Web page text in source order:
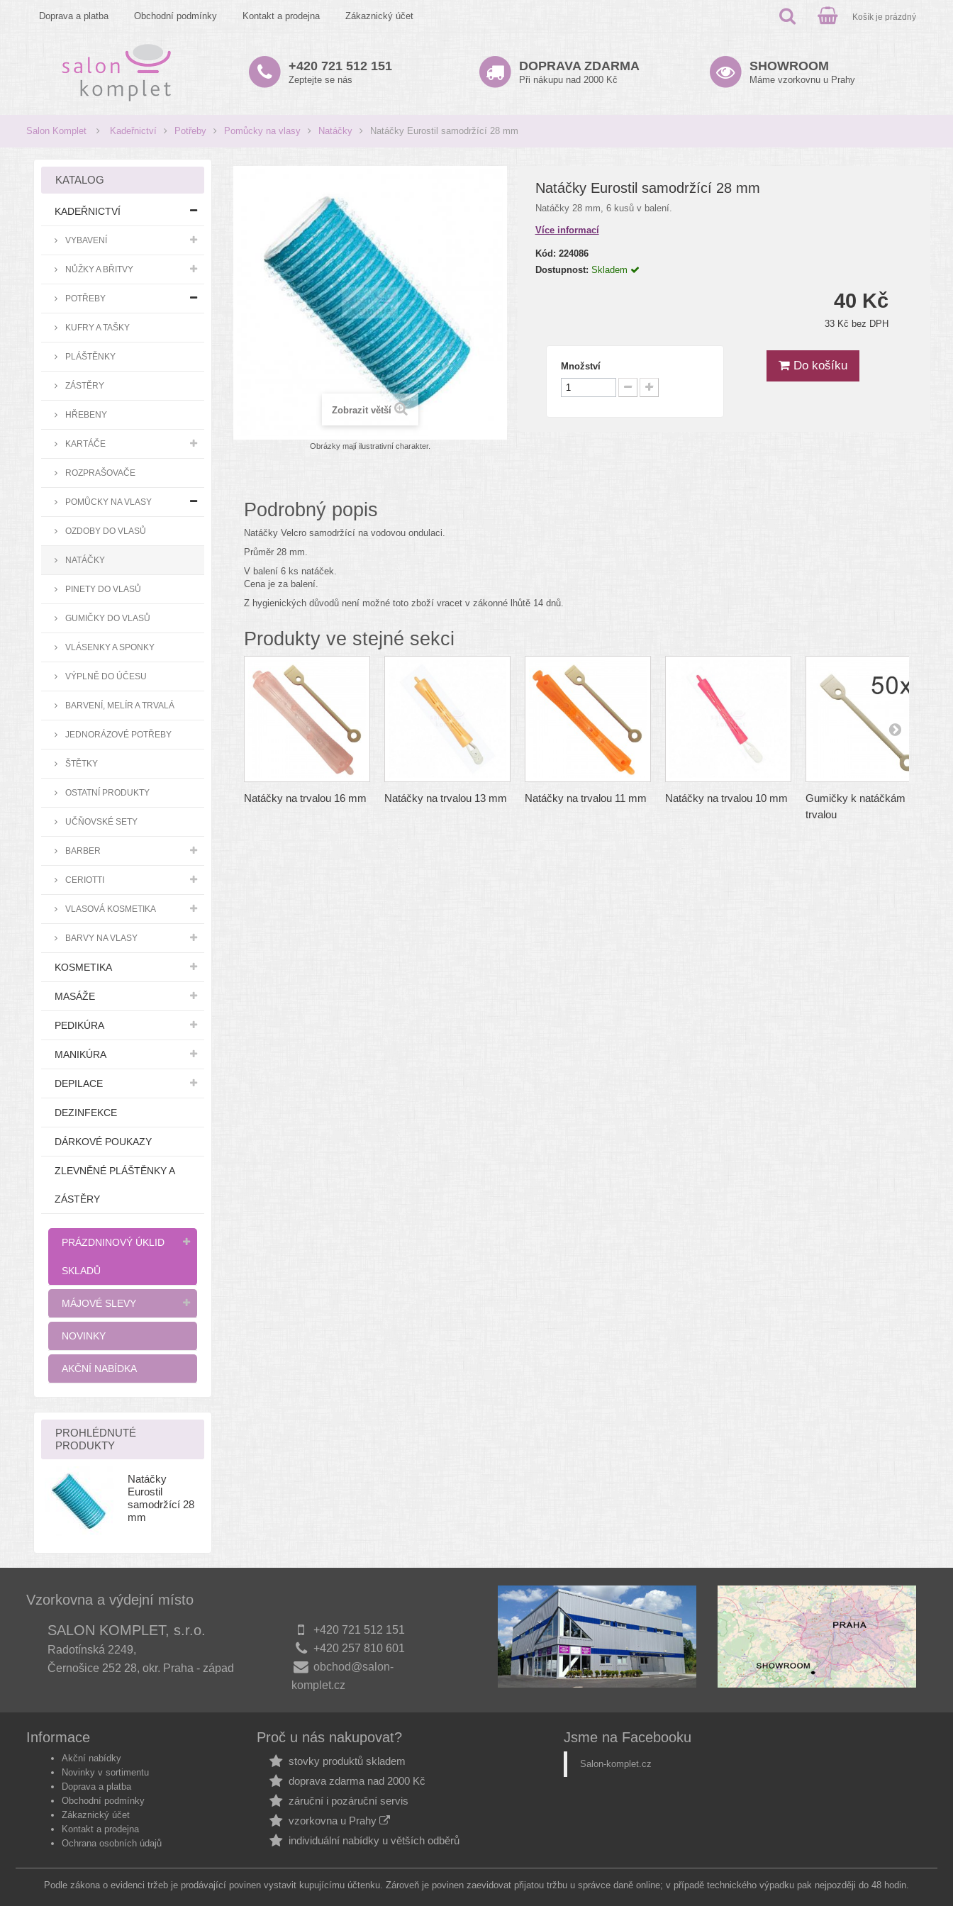
Doprava a platba Obchodní podmínky Kontakt a prodejna Zákaznický účet Košík je prázdný
+420 721 512 151
Zeptejte se nás
DOPRAVA ZDARMA
Při nákupu nad 2000 Kč
SHOWROOM
Máme vzorkovnu u Prahy
Salon Komplet Kadeřnictví Potřeby Pomůcky na vlasy Natáčky Natáčky Eurostil samodržící 28 mm
KATALOG
KADEŘNICTVÍ
VYBAVENÍ
NŮŽKY A BŘITVY
POTŘEBY
KUFRY A TAŠKY
PLÁŠTĚNKY
ZÁSTĚRY
HŘEBENY
KARTÁČE
ROZPRAŠOVAČE
POMŮCKY NA VLASY
OZDOBY DO VLASŮ
NATÁČKY
PINETY DO VLASŮ
GUMIČKY DO VLASŮ
VLÁSENKY A SPONKY
VÝPLNĚ DO ÚČESU
BARVENÍ, MELÍR A TRVALÁ
JEDNORÁZOVÉ POTŘEBY
ŠTĚTKY
OSTATNÍ PRODUKTY
UČŇOVSKÉ SETY
BARBER
CERIOTTI
VLASOVÁ KOSMETIKA
BARVY NA VLASY
KOSMETIKA
MASÁŽE
PEDIKÚRA
MANIKÚRA
DEPILACE
DEZINFEKCE
DÁRKOVÉ POUKAZY
ZLEVNĚNÉ PLÁŠTĚNKY A
ZÁSTĚRY
PRÁZDNINOVÝ ÚKLID
SKLADŮ
MÁJOVÉ SLEVY
NOVINKY
AKČNÍ NABÍDKA
PROHLÉDNUTÉ
PRODUKTY
Natáčky
Eurostil
samodržící 28
mm
Zobrazit větší
Obrázky mají ilustrativní charakter.
Natáčky Eurostil samodržící 28 mm
Natáčky 28 mm, 6 kusů v balení.
Více informací
Kód: 224086
Dostupnost: Skladem
40 Kč
33 Kč bez DPH
Množství Do košíku
Podrobný popis
Natáčky Velcro samodržící na vodovou ondulaci.
Průměr 28 mm.
V balení 6 ks natáček.
Cena je za balení.
Z hygienických důvodů není možné toto zboží vracet v zákonné lhůtě 14 dnů.
Produkty ve stejné sekci
Natáčky na trvalou 16 mm Natáčky na trvalou 13 mm Natáčky na trvalou 11 mm Natáčky na trvalou 10 mm
Gumičky k natáčkám na
trvalou
Vzorkovna a výdejní místo
SALON KOMPLET, s.r.o.
Radotínská 2249,
Černošice 252 28, okr. Praha - západ
+420 721 512 151
+420 257 810 601
obchod@salon-
komplet.cz
Informace
Akční nabídky
Novinky v sortimentu
Doprava a platba
Obchodní podmínky
Zákaznický účet
Kontakt a prodejna
Ochrana osobních údajů
Proč u nás nakupovat?
stovky produktů skladem
doprava zdarma nad 2000 Kč
záruční i pozáruční servis
vzorkovna u Prahy
individuální nabídky u větších odběrů
Jsme na Facebooku
Salon-komplet.cz
Podle zákona o evidenci tržeb je prodávající povinen vystavit kupujícímu účtenku. Zároveň je povinen zaevidovat přijatou tržbu u správce daně online; v případě technického výpadku pak nejpozději do 48 hodin.